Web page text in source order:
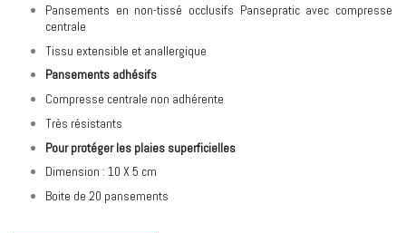
Pansements en non-tissé occlusifs Pansepratic avec compresse
centrale
Tissu extensible et anallergique
Pansements adhésifs
Compresse centrale non adhérente
Très résistants
Pour protéger les plaies superficielles
Dimension : 10 X 5 cm
Boite de 20 pansements